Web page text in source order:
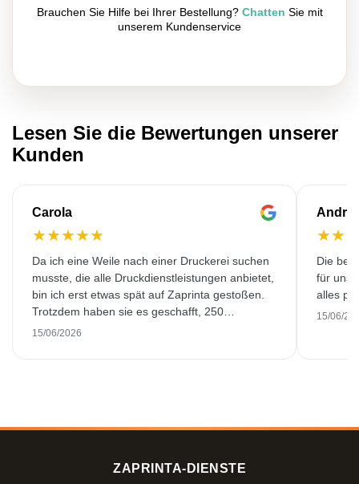
Brauchen Sie Hilfe bei Ihrer Bestellung? Chatten Sie mit
unserem Kundenservice
Lesen Sie die Bewertungen unserer
Kunden
Carola
★★★★★
Da ich eine Weile nach einer Druckerei suchen
musste, die alle Druckdienstleistungen anbietet,
bin ich erst etwas spät auf Zaprinta gestoßen.
Trotzdem haben sie es geschafft, 250
wunderschön bedruckte Emaillebecher
15/06/2026
★★
Die
für
alles
15/06/
ZAPRINTA-DIENSTE